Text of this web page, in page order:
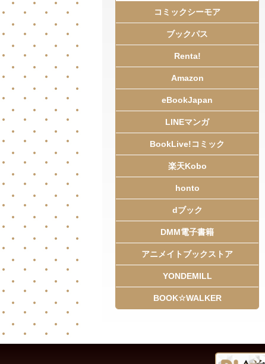
コミックシーモア
ブックパス
Renta!
Amazon
eBookJapan
LINEマンガ
BookLive!コミック
楽天Kobo
honto
dブック
DMM電子書籍
アニメイトブックストア
YONDEMILL
BOOK☆WALKER